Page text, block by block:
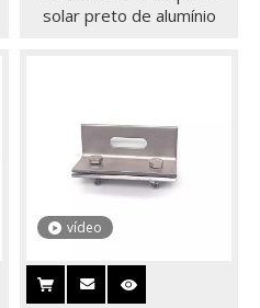
solar preto de alumínio
vídeo